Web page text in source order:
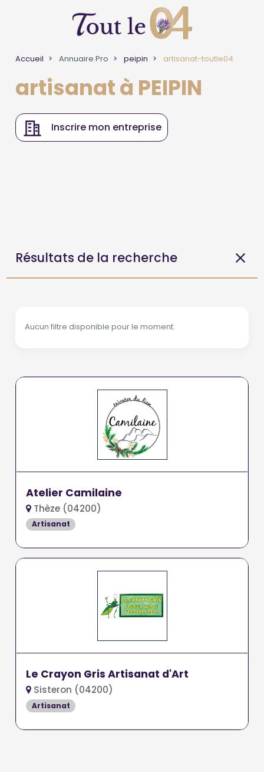
Accueil Annuaire Pro peipin artisanat-toutle04
artisanat à PEIPIN
Inscrire mon entreprise
Résultats de la recherche
Aucun filtre disponible pour le moment.
Atelier Camilaine
Thèze (04200)
Artisanat
Le Crayon Gris Artisanat d'Art
Sisteron (04200)
Artisanat